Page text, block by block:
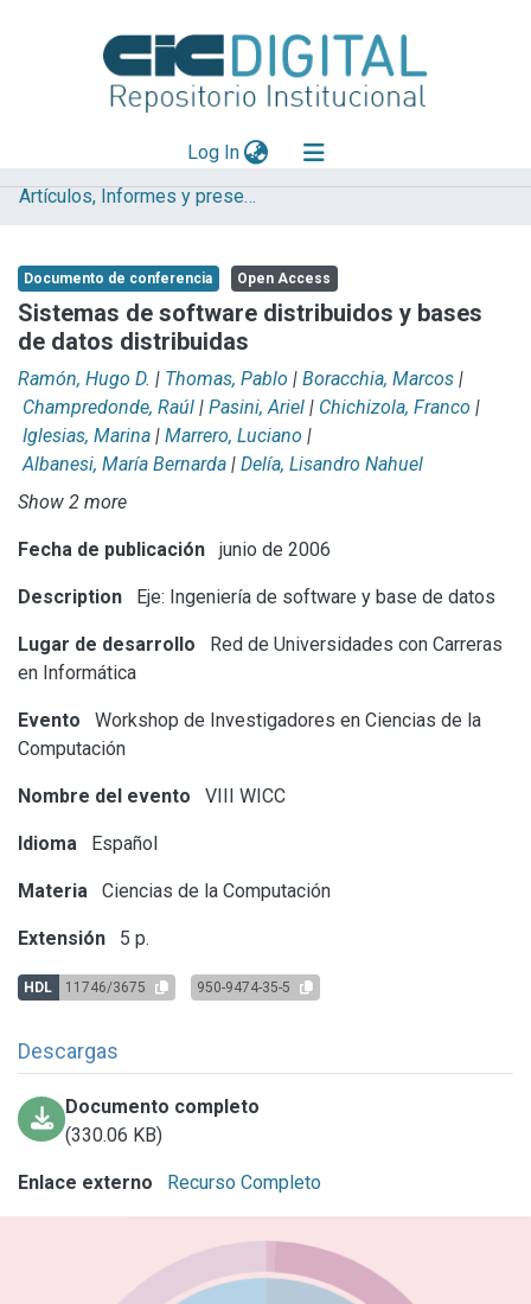
Log In(current)
Explorar
Aportar material
Statistics
Artículos, Informes y presentaciones en Congresos (UNLP)
Documento de conferencia Open Access
Sistemas de software distribuidos y bases
de datos distribuidas
Ramón, Hugo D. | Thomas, Pablo | Boracchia, Marcos |
Champredonde, Raúl | Pasini, Ariel | Chichizola, Franco |
Iglesias, Marina | Marrero, Luciano |
Albanesi, María Bernarda | Delía, Lisandro Nahuel
Show 2 more
Fecha de publicación junio de 2006
Description Eje: Ingeniería de software y base de datos
Lugar de desarrollo
Red de Universidades con Carreras
en Informática
Evento
Workshop de Investigadores en Ciencias de la
Computación
Nombre del evento VIII WICC
Idioma Español
Materia Ciencias de la Computación
Extensión 5 p.
HDL 11746/3675 950-9474-35-5
Descargas
Documento completo
(330.06 KB)
Enlace externo Recurso Completo